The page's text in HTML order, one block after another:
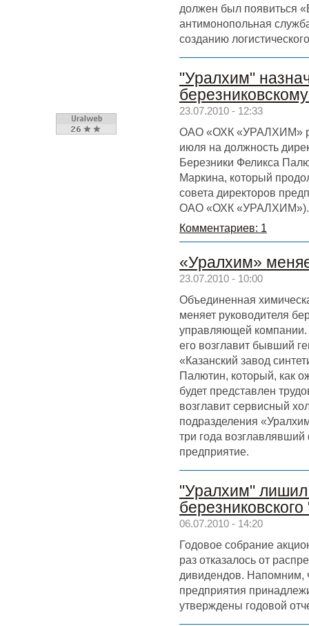
должен был появиться
антимонопольная
созданию
"Уралхим"
23.07.2010 - 12:33
ОАО «ОХК «УРАЛХИМ»
июля на должность
Березники Феликса
Маркина, который
совета директоров
ОАО «ОХК «УРАЛХИМ»).
Комментариев: 1
«Уралхим»
23.07.2010 - 10:00
Объединенная
меняет руководителя
управляющей
его возглавит бывший
«Казанский завод
Палютин, который, как
будет представлен
возглавит сервисный
подразделения
три года
предприятие.
"Уралхим"
06.07.2010 - 14:20
Годовое собрание
раз отказалось от
дивидендов. Напомним,
предприятия
утверждены годовой